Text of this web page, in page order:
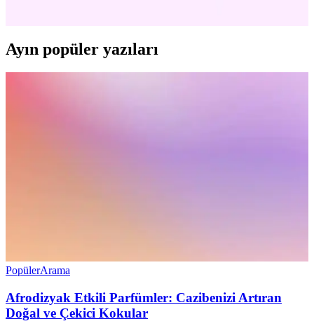
Ayın popüler yazıları
PopülerArama
Afrodizyak Etkili Parfümler: Cazibenizi Artıran
Doğal ve Çekici Kokular